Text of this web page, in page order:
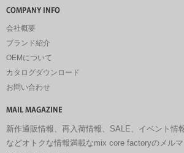
会社概要
ブランド紹介
OEMについて
カタログダウンロード
お問い合わせ
新作通販情報、再入荷情報、SALE、イベント情
などオトクな情報満載なmix core factoryのメルマ